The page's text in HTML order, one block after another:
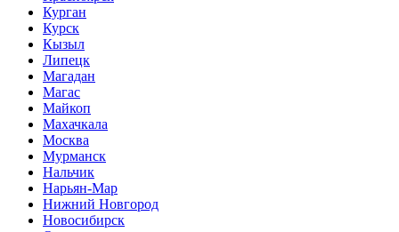
Курган
Курск
Кызыл
Липецк
Магадан
Магас
Майкоп
Махачкала
Москва
Мурманск
Нальчик
Нарьян-Мар
Нижний Новгород
Новосибирск